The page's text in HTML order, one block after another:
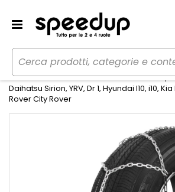
Home Auto Inverno
Catene
Catene da neve 9mm - ALTHURA Audi A2,
Daihatsu Sirion, YRV, Dr 1, Hyundai I10, i10,
Rover City Rover